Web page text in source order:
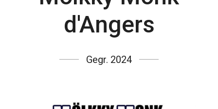
d'Angers
Gegr. 2024